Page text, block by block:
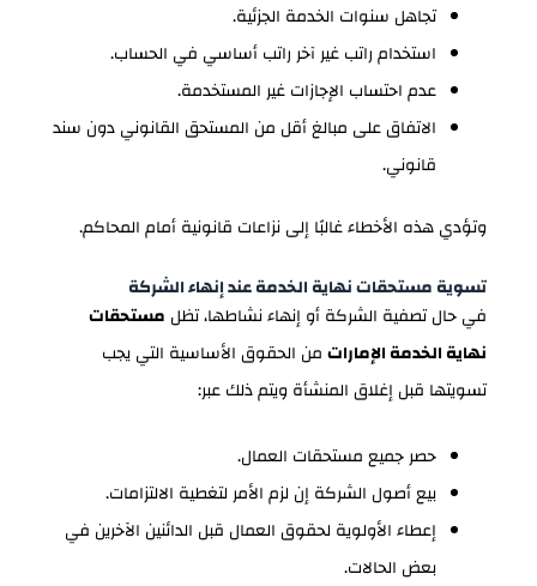
تجاهل سنوات الخدمة الجزئية.
استخدام راتب غير آخر راتب أساسي في الحساب.
عدم احتساب الإجازات غير المستخدمة.
الاتفاق على مبالغ أقل من المستحق القانوني دون سند
قانوني.
وتؤدي هذه الأخطاء غالبًا إلى نزاعات قانونية أمام المحاكم.
تسوية مستحقات نهاية الخدمة عند إنهاء الشركة
في حال تصفية الشركة أو إنهاء نشاطها، تظل مستحقات
نهاية الخدمة الإماراتمن الحقوق الأساسية التي يجب
تسويتها قبل إغلاق المنشأة ويتم ذلك عبر:
حصر جميع مستحقات العمال.
بيع أصول الشركة إن لزم الأمر لتغطية الالتزامات.
إعطاء الأولوية لحقوق العمال قبل الدائنين الآخرين في
بعض الحالات.